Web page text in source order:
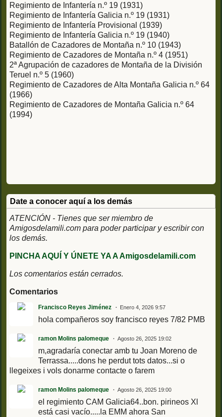
Regimiento de Infantería n.º 19 (1931)
Regimiento de Infantería Galicia n.º 19 (1931)
Regimiento de Infantería Provisional (1939)
Regimiento de Infantería Galicia n.º 19 (1940)
Batallón de Cazadores de Montaña n.º 10 (1943)
Regimiento de Cazadores de Montaña n.º 4 (1951)
2ª Agrupación de cazadores de Montaña de la División
Teruel n.º 5 (1960)
Regimiento de Cazadores de Alta Montaña Galicia n.º 64
(1966)
Regimiento de Cazadores de Montaña Galicia n.º 64
(1994)
Date a conocer aquí a los demás
ATENCIÓN - Tienes que ser miembro de
Amigosdelamili.com para poder participar y escribir con
los demás.
PINCHA AQUÍ Y ÚNETE YA A Amigosdelamili.com
Los comentarios están cerrados.
Comentarios
Francisco Reyes Jiménez Enero 4, 2026 9:57
hola compañeros soy francisco reyes 7/82 PMB
ramon Molins palomeque Agosto 26, 2025 19:02
m,agradaría conectar amb tu Joan Moreno de
Terrassa.....dons he perdut tots datos...si o
llegeixes i vols donarme contacte o farem
ramon Molins palomeque Agosto 26, 2025 19:00
el regimiento CAM Galicia64..bon. pirineos Xl
está casi vacío.....la EMM ahora San